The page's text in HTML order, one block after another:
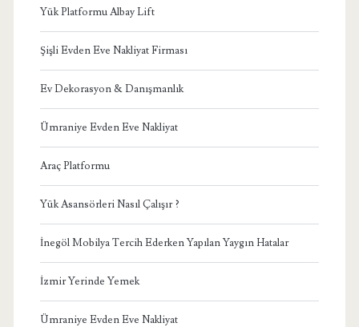
Yük Platformu Albay Lift
Şişli Evden Eve Nakliyat Firması
Ev Dekorasyon & Danışmanlık
Ümraniye Evden Eve Nakliyat
Araç Platformu
Yük Asansörleri Nasıl Çalışır ?
İnegöl Mobilya Tercih Ederken Yapılan Yaygın Hatalar
İzmir Yerinde Yemek
Ümraniye Evden Eve Nakliyat